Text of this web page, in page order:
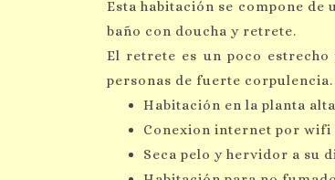
Esta habitación se compone de
baño con doucha y retrete.
El retrete es un poco
personas de fuerte corpulencia.
Habitación en la planta
Conexion internet por wifi
Seca pelo y hervidor a su